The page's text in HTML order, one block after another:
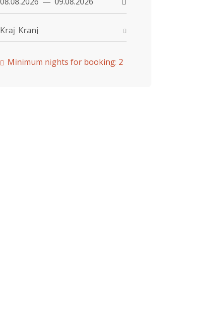
Kraj Kranj
Minimum nights for booking: 2